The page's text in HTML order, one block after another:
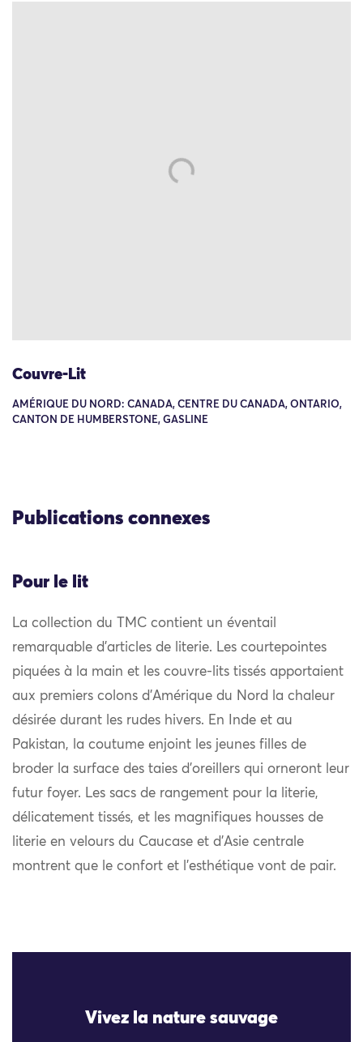
Couvre-Lit
AMÉRIQUE DU NORD: CANADA, CENTRE DU CANADA, ONTARIO,
CANTON DE HUMBERSTONE, GASLINE
Publications connexes
Pour le lit
La collection du TMC contient un éventail
remarquable d’articles de literie. Les courtepointes
piquées à la main et les couvre-lits tissés apportaient
aux premiers colons d’Amérique du Nord la chaleur
désirée durant les rudes hivers. En Inde et au
Pakistan, la coutume enjoint les jeunes filles de
broder la surface des taies d’oreillers qui orneront leur
futur foyer. Les sacs de rangement pour la literie,
délicatement tissés, et les magnifiques housses de
literie en velours du Caucase et d’Asie centrale
montrent que le confort et l’esthétique vont de pair.
Vivez la nature sauvage